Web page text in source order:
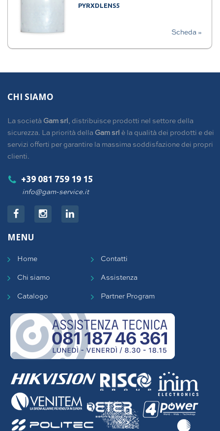
PYRXDLENS5
Scheda »
CHI SIAMO
La società Gam srl , distribuisce prodotti nel settore della
sicurezza. La priorità della Gam srl è la qualità dei prodotti e dei
servizi offerti per garantire la massima soddisfazione dei propri
clienti.
+39 081 759 19 15
info@gam-service.it
MENU
Home
Chi siamo
Catalogo
Contatti
Assistenza
Partner Program